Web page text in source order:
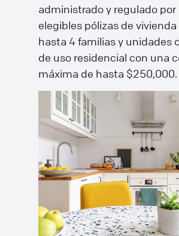
administrado y regulado por
elegibles pólizas de
hasta 4 familias y unidades
de uso residencial con una
máxima de hasta $250,000.